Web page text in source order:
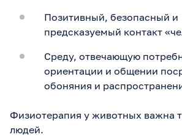
Позитивный, безопасный и
предсказуемый контакт
Среду, отвечающую
ориентации и общении
обоняния и
Физиотерапия у животных важна
людей.